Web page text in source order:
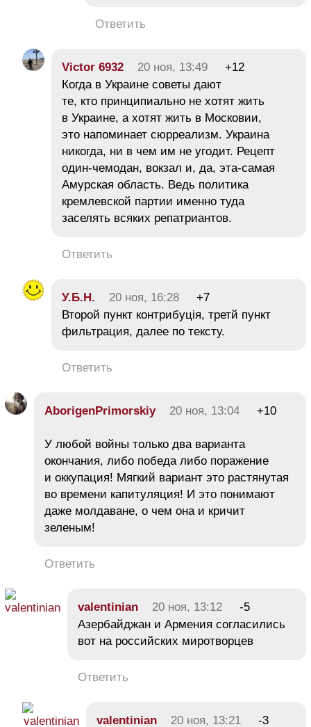
Ответить
Victor 6932 20 ноя, 13:49
+12
Когда в Украине советы дают
те, кто принципиально не хотят жить
в Украине, а хотят жить в Московии,
это напоминает сюрреализм. Украина
никогда, ни в чем им не угодит. Рецепт
один-чемодан, вокзал и, да, эта-самая
Амурская область. Ведь политика
кремлевской партии именно туда
заселять всяких репатриантов.
Ответить
У.Б.Н. 20 ноя, 16:28
+7
Второй пункт контрибуція, третй пункт
фильтрация, далее по тексту.
Ответить
AborigenPrimorskiy 20 ноя, 13:04 +10
У любой войны только два варианта
окончания, либо победа либо поражение
и оккупация! Мягкий вариант это растянутая
во времени капитуляция! И это понимают
даже молдаване, о чем она и кричит
зеленым!
Ответить
valentinian 20 ноя, 13:12
-5
Азербайджан и Армения согласились
вот на российских миротворцев
Ответить
valentinian 20 ноя, 13:21 -3